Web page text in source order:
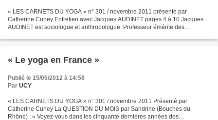
« LES CARNETS DU YOGA » n° 301 / novembre 2011 présenté par
Catherine Cuney Entretien avec Jacques AUDINET pages 4 à 10 Jacques
AUDINET est sociologue et anthropologue. Professeur émérite des
« Le yoga en France »
Publié le 15/05/2012 à 14:58
Par UCY
« LES CARNETS DU YOGA » n° 301 / novembre 2011 Présenté par
Catherine Cuney La QUESTION DU MOIS par Sandrine (Bouches du
Rhône) : « Voyez-vous dans les cinquante dernières années des